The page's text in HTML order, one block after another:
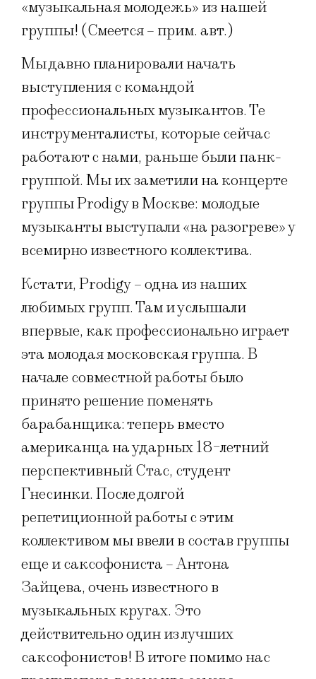
«музыкальная молодежь» из нашей
группы! (Смеется – прим. авт.)
Мы давно планировали начать
выступления с командой
профессиональных музыкантов. Те
инструменталисты, которые сейчас
работают с нами, раньше были панк-
группой. Мы их заметили на концерте
группы Prodigy в Москве: молодые
музыканты выступали «на разогреве» у
всемирно известного коллектива.
Кстати, Prodigy – одна из наших
любимых групп. Там и услышали
впервые, как профессионально играет
эта молодая московская группа. В
начале совместной работы было
принято решение поменять
барабанщика: теперь вместо
американца на ударных 18-летний
перспективный Стас, студент
Гнесинки. После долгой
репетиционной работы с этим
коллективом мы ввели в состав группы
еще и саксофониста – Антона
Зайцева, очень известного в
музыкальных кругах. Это
действительно один из лучших
саксофонистов! В итоге помимо нас